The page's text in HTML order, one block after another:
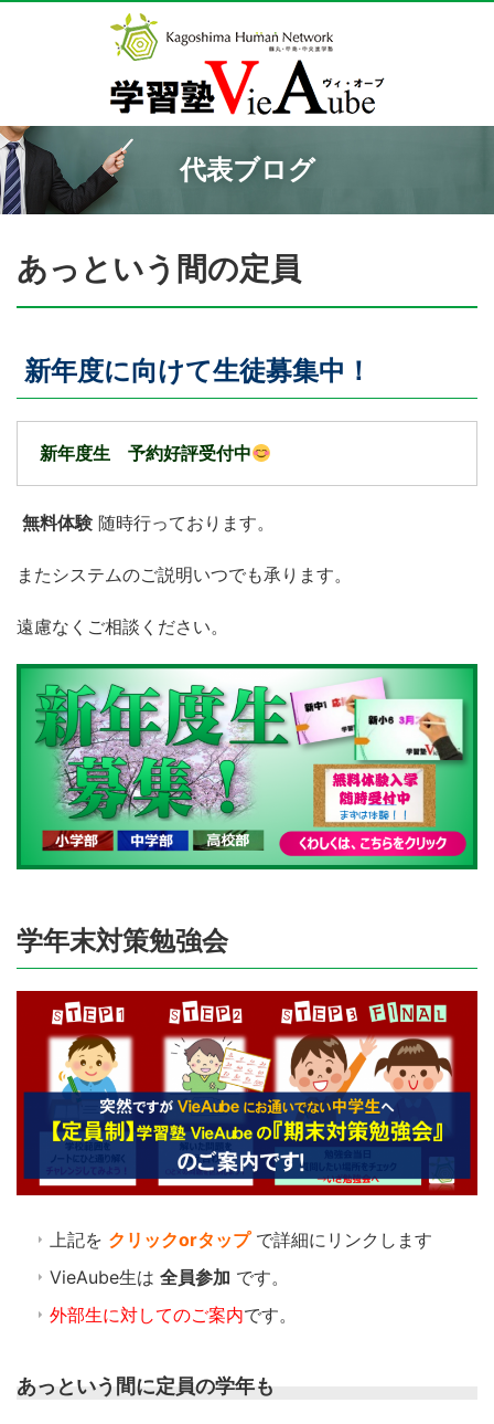
代表ブログ
あっという間の定員
新年度に向けて生徒募集中！
新年度生 予約好評受付中
無料体験 随時行っております。
またシステムのご説明いつでも承ります。
遠慮なくご相談ください。
学年末対策勉強会
上記を クリックorタップ で詳細にリンクします
VieAube生は 全員参加 です。
外部生に対してのご案内です。
あっという間に定員の学年も